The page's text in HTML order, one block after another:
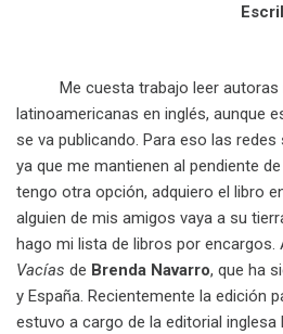
Me cuesta trabajo leer autoras
latinoamericanas en inglés, aunque
se va publicando. Para eso las
ya que me mantienen al pendiente
tengo otra opción, adquiero el libro
alguien de mis amigos vaya a su
hago mi lista de libros por encargos.
Vacías de Brenda Navarro, que ha
y España. Recientemente la edición
estuvo a cargo de la editorial inglesa